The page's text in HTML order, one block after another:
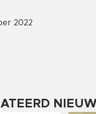
2022